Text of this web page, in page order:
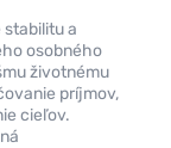
a
osobného
životnému
príjmov,
cieľov.